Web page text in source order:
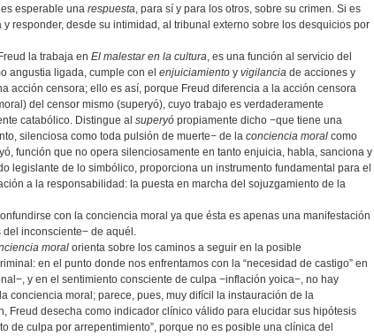
esperable una respuesta, para sí y para los otros, sobre su crimen. Si es
responder, desde su intimidad, al tribunal externo sobre los desquicios por
la trabaja en El malestar en la cultura, es una función al servicio del
angustia ligada, cumple con el enjuiciamiento y vigilancia de acciones y
acción censora; ello es así, porque Freud diferencia a la acción censora
del censor mismo (superyó), cuyo trabajo es verdaderamente
catabólico. Distingue al superyó propiamente dicho −que tiene una
silenciosa como toda pulsión de muerte− de la conciencia moral como
función que no opera silenciosamente en tanto enjuicia, habla, sanciona y
legislante de lo simbólico, proporciona un instrumento fundamental para el
a la responsabilidad: la puesta en marcha del sojuzgamiento de la
con la conciencia moral ya que ésta es apenas una manifestación
inconsciente− de aquél.
moral orienta sobre los caminos a seguir en la posible
en el punto donde nos enfrentamos con la “necesidad de castigo” en
y en el sentimiento consciente de culpa −inflación yoica−, no hay
conciencia moral; parece, pues, muy difícil la instauración de la
Freud desecha como indicador clínico válido para elucidar sus hipótesis
de culpa por arrepentimiento”, porque no es posible una clínica del